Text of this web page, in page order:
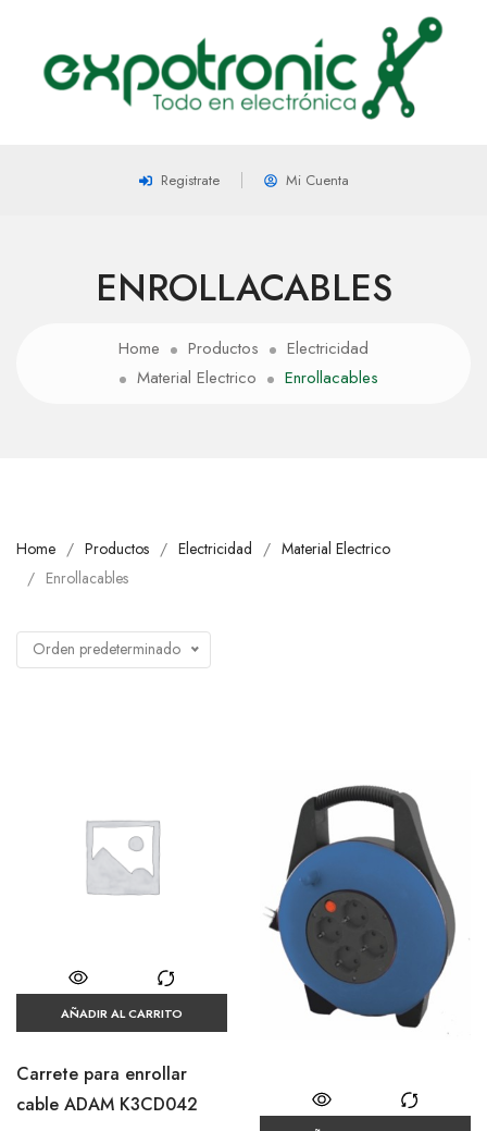
Registrate Mi Cuenta
ENROLLACABLES
Home Productos
Electricidad
Material Electrico
Enrollacables
Home Productos Electricidad
Material Electrico
Enrollacables
Orden predeterminado
AÑADIR AL CARRITO
Carrete para enrollar
cable ADAM K3CD042